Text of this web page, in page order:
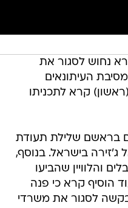
נחוש לסגור את
העיתונאים
קרא לתכניתו
בראשם שלילת תעודת
ג'זירה בישראל. בנוסף,
והלוויין שהביעו
הוסיף קרא כי פנה
לסגור את משרדי